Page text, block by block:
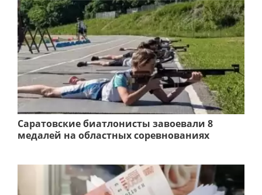
Саратовские биатлонисты завоевали 8
медалей на областных соревнованиях